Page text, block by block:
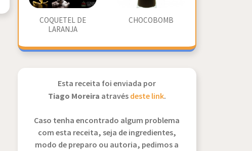
COQUETEL DE
LARANJA
CHOCOBOMB
Esta receita foi enviada por
Tiago Moreira atravésdeste link.
Caso tenha encontrado algum problema
com esta receita, seja de ingredientes,
modo de preparo ou autoria, pedimos a